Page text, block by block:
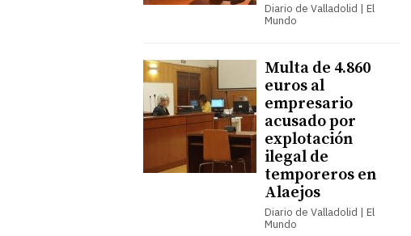
Diario de Valladolid | El
Mundo
Multa de 4.860
euros al
empresario
acusado por
explotación
ilegal de
temporeros en
Alaejos
Diario de Valladolid | El
Mundo